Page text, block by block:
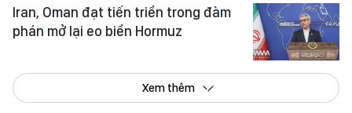
Iran, Oman đạt tiến triển trong đàm
phán mở lại eo biển Hormuz
Xem thêm